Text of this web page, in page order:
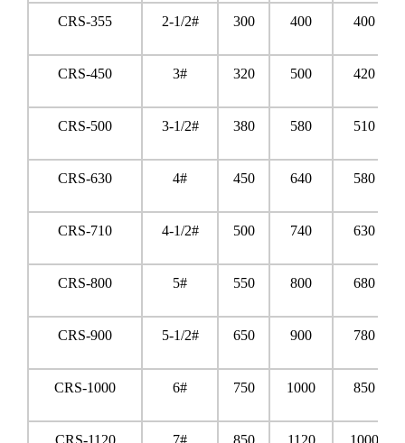
CRS-355 2-1/2# 300 400 400
CRS-450 3# 320 500 420
CRS-500 3-1/2# 380 580 510
CRS-630 4# 450 640 580
CRS-710 4-1/2# 500 740 630
CRS-800 5# 550 800 680
CRS-900 5-1/2# 650 900 780
CRS-1000 6# 750 1000 850